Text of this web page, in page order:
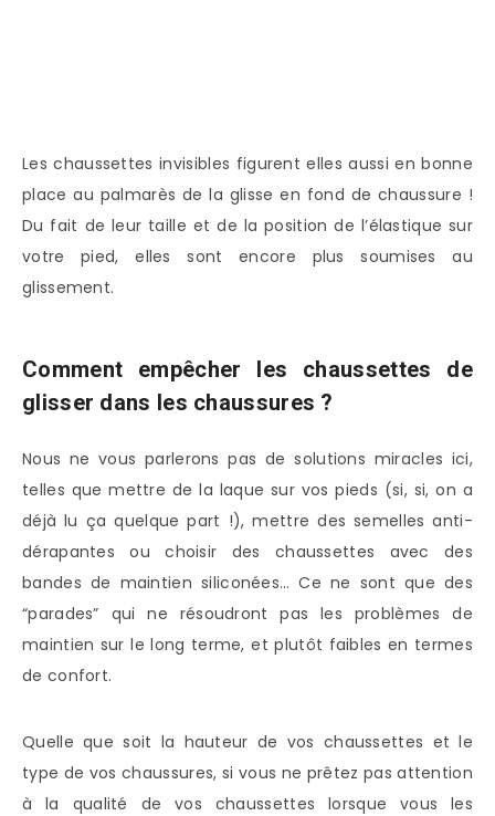
Les chaussettes invisibles figurent elles aussi en bonne
place au palmarès de la glisse en fond de chaussure !
Du fait de leur taille et de la position de l’élastique sur
votre pied, elles sont encore plus soumises au
glissement.
Comment empêcher les chaussettes de
glisser dans les chaussures ?
Nous ne vous parlerons pas de solutions miracles ici,
telles que mettre de la laque sur vos pieds (si, si, on a
déjà lu ça quelque part !), mettre des semelles anti-
dérapantes ou choisir des chaussettes avec des
bandes de maintien siliconées… Ce ne sont que des
“parades” qui ne résoudront pas les problèmes de
maintien sur le long terme, et plutôt faibles en termes
de confort.
Quelle que soit la hauteur de vos chaussettes et le
type de vos chaussures, si vous ne prêtez pas attention
à la qualité de vos chaussettes lorsque vous les